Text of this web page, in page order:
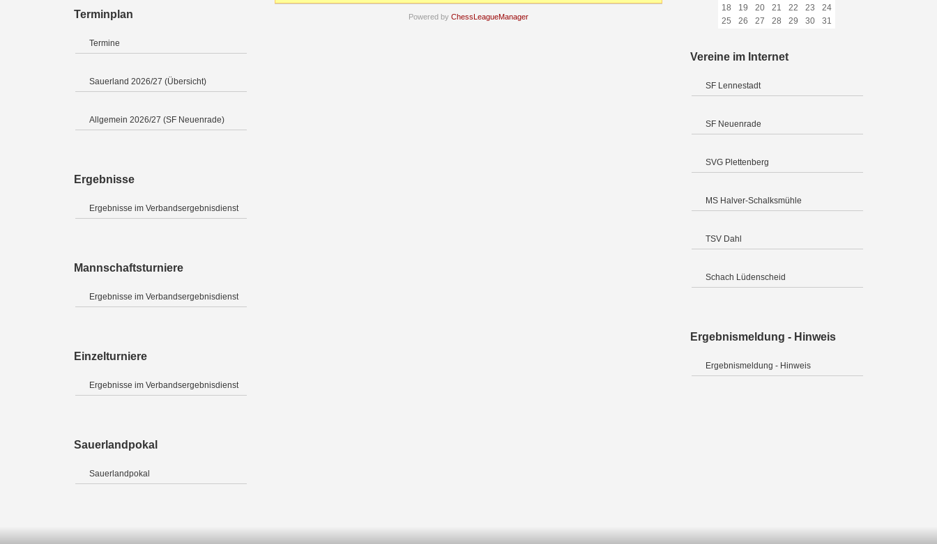
Terminplan
Termine
Sauerland 2026/27 (Übersicht)
Allgemein 2026/27 (SF Neuenrade)
Ergebnisse
Ergebnisse im Verbandsergebnisdienst
Mannschaftsturniere
Ergebnisse im Verbandsergebnisdienst
Einzelturniere
Ergebnisse im Verbandsergebnisdienst
Sauerlandpokal
Sauerlandpokal
Powered by ChessLeagueManager
18
19 20 21 22 23
24
25
26 27 28 29 30 31
Vereine im Internet
SF Lennestadt
SF Neuenrade
SVG Plettenberg
MS Halver-Schalksmühle
TSV Dahl
Schach Lüdenscheid
Ergebnismeldung - Hinweis
Ergebnismeldung - Hinweis